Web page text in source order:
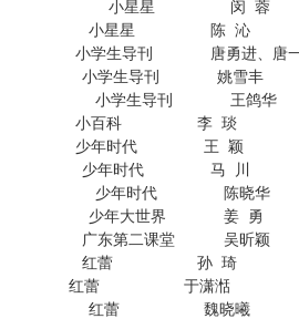
列童话 小星星 闵 蓉
的诗” 小星星 陈 沁
生导刊 唐勇进、唐一
小学生导刊 姚雪丰
动 小学生导刊 王鸽华
小百科 李 琰
少年时代 王 颖
少年时代 马 川
事 少年时代 陈晓华
星” 少年大世界 姜 勇
广东第二课堂 吴昕颖
户 红蕾 孙 琦
蕾 于潇湉
子 红蕾 魏晓曦